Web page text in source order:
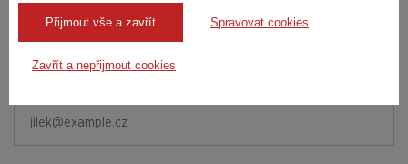
Přijmout vše a zavřít Spravovat cookies
Zavřít a nepřijmout cookies